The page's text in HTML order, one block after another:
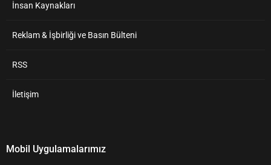
İnsan Kaynakları
Reklam & İşbirliği ve Basın Bülteni
RSS
İletişim
Mobil Uygulamalarımız